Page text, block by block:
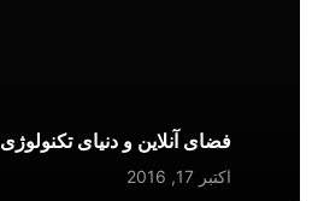
فضای آنلاین و دنیای تکنولوژی
اکتبر 17, 2016